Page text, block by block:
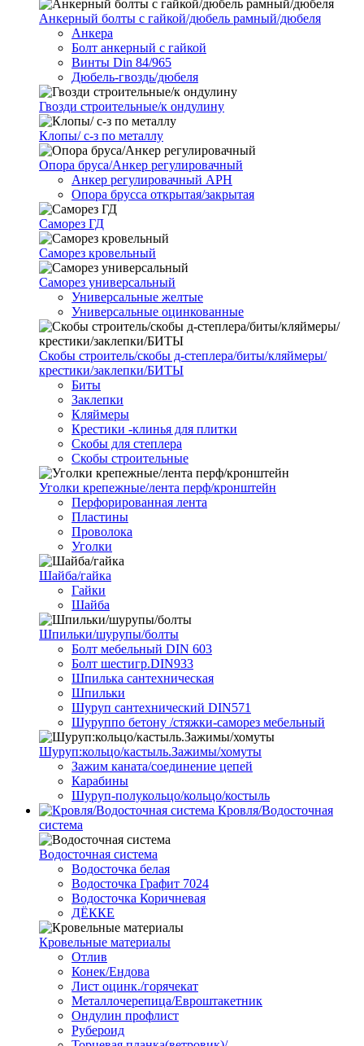
Анкерный болты с гайкой/дюбель рамный/дюбеля
Анкера
Болт анкерный с гайкой
Винты Din 84/965
Дюбель-гвоздь/дюбеля
Гвозди строительные/к ондулину
Клопы/ с-з по металлу
Опора бруса/Анкер регулировачный
Анкер регулировачный АРН
Опора брусса открытая/закрытая
Саморез ГД
Саморез кровельный
Саморез универсальный
Универсальные желтые
Универсальные оцинкованные
Скобы строитель/скобы д-степлера/биты/кляймеры/
крестики/заклепки/БИТЫ
Биты
Заклепки
Кляймеры
Крестики -клинья для плитки
Скобы для степлера
Скобы строительные
Уголки крепежные/лента перф/кронштейн
Перфорированная лента
Пластины
Проволока
Уголки
Шайба/гайка
Гайки
Шайба
Шпильки/шурупы/болты
Болт мебельный DIN 603
Болт шестигр.DIN933
Шпилька сантехническая
Шпильки
Шуруп сантехнический DIN571
Шуруппо бетону /стяжки-саморез мебельный
Шуруп:кольцо/кастыль.Зажимы/хомуты
Зажим каната/соединение цепей
Карабины
Шуруп-полукольцо/кольцо/костыль
Кровля/Водосточная
система
Водосточная система
Водосточка белая
Водосточка Графит 7024
Водосточка Коричневая
ДЁККЕ
Кровельные материалы
Отлив
Конек/Ендова
Лист оцинк./горячекат
Металлочерепица/Евроштакетник
Ондулин профлист
Рубероид